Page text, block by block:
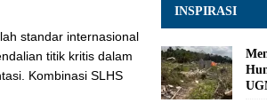
standar internasional
titik kritis dalam
Kombinasi SLHS
INSPIRASI